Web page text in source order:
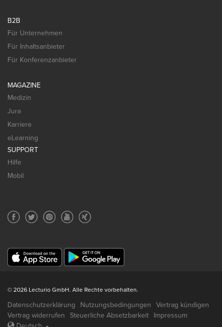
B2B
Für Unternehmen
Für Inhaltsanbieter
Für Konferenzanbieter
MAGAZINE
Medizin
Jura
Karriere
eLearning
SUPPORT
Hilfe
Mobil
© 2026 Lecturio GmbH. Alle Rechte vorbehalten.
Datenschutzerklärung Nutzungsbedingungen
Vertrag kündigen
Vertrag widerrufen
Steuerliche Absetzbarkeit
Impressum